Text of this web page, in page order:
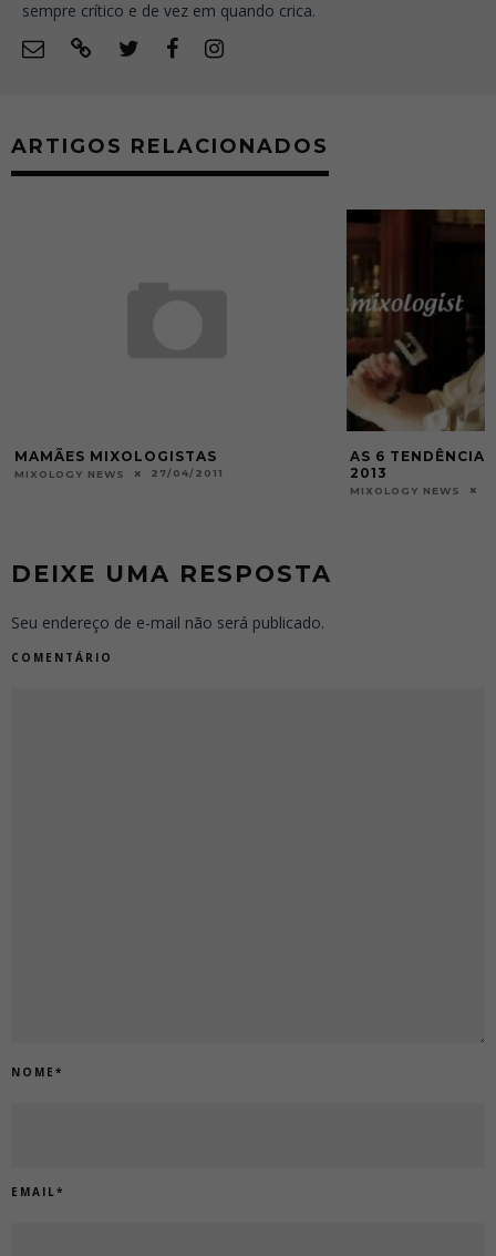
sempre crítico e de vez em quando crica.
ARTIGOS RELACIONADOS
MAMÃES MIXOLOGISTAS
MIXOLOGY NEWS 27/04/2011
AS 6
2013
MIXOLOGY NEWS
DEIXE UMA RESPOSTA
Seu endereço de e-mail não será publicado.
COMENTÁRIO
NOME *
EMAIL *